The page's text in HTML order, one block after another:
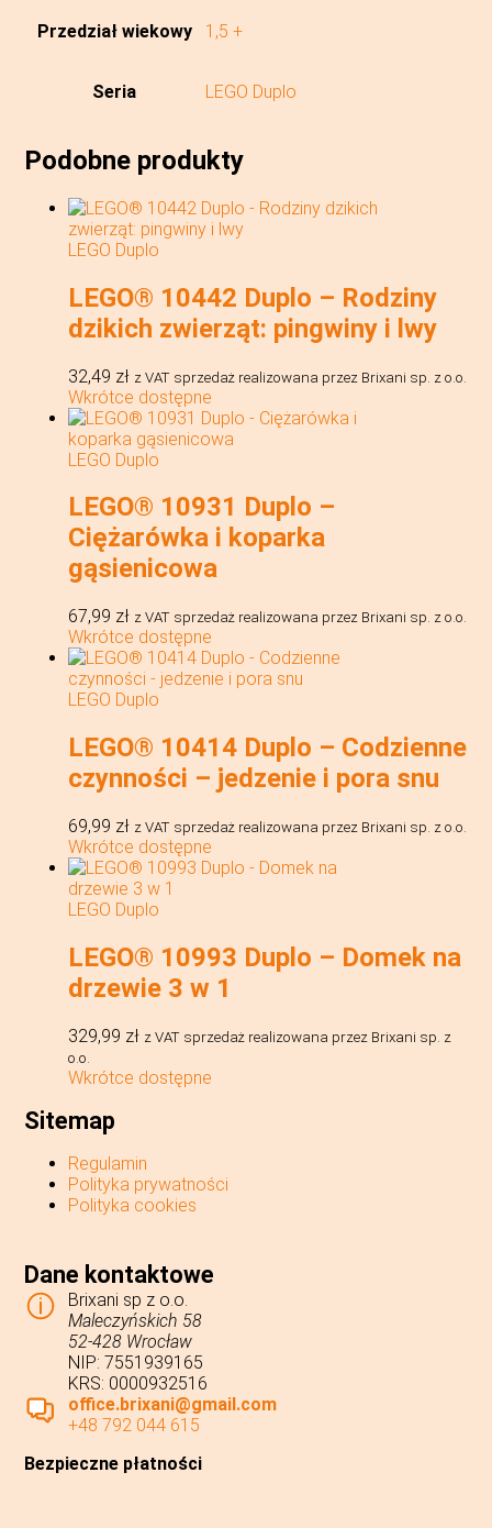
Przedział wiekowy 1,5 +
Seria LEGO Duplo
Podobne produkty
LEGO Duplo
LEGO® 10442 Duplo – Rodziny
dzikich zwierząt: pingwiny i lwy
32,49 zł z VAT sprzedaż realizowana przez Brixani sp. z o.o.
Wkrótce dostępne
LEGO Duplo
LEGO® 10931 Duplo –
Ciężarówka i koparka
gąsienicowa
67,99 zł z VAT sprzedaż realizowana przez Brixani sp. z o.o.
Wkrótce dostępne
LEGO Duplo
LEGO® 10414 Duplo – Codzienne
czynności – jedzenie i pora snu
69,99 zł z VAT sprzedaż realizowana przez Brixani sp. z o.o.
Wkrótce dostępne
LEGO Duplo
LEGO® 10993 Duplo – Domek na
drzewie 3 w 1
329,99 zł z VAT sprzedaż realizowana przez Brixani sp. z
o.o.
Wkrótce dostępne
Sitemap
Regulamin
Polityka prywatności
Polityka cookies
Dane kontaktowe
Brixani sp z o.o.
Maleczyńskich 58
52-428 Wrocław
NIP: 7551939165
KRS: 0000932516
office.brixani@gmail.com
+48 792 044 615
Bezpieczne płatności